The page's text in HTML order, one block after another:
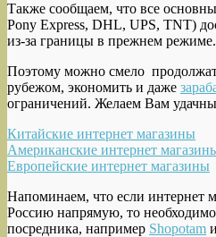
Также сообщаем, что все
Pony Express, DHL, UPS, TNT)
из-за границы в прежнем режиме.
Поэтому можно смело
рубежом, экономить и даже
ограничений. Желаем Вам
Китайские интернет магазины
Американские интернет
Европейские интернет магазины
Напоминаем, что если интернет
Россию напрямую, то необходимо
посредника, например Shopotam